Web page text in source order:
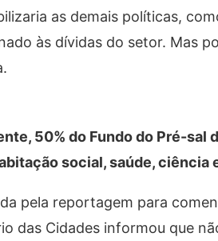
as demais políticas,
às dívidas do setor. Mas
50% do Fundo do Pré-sal
social, saúde, ciência
pela reportagem para
das Cidades informou que